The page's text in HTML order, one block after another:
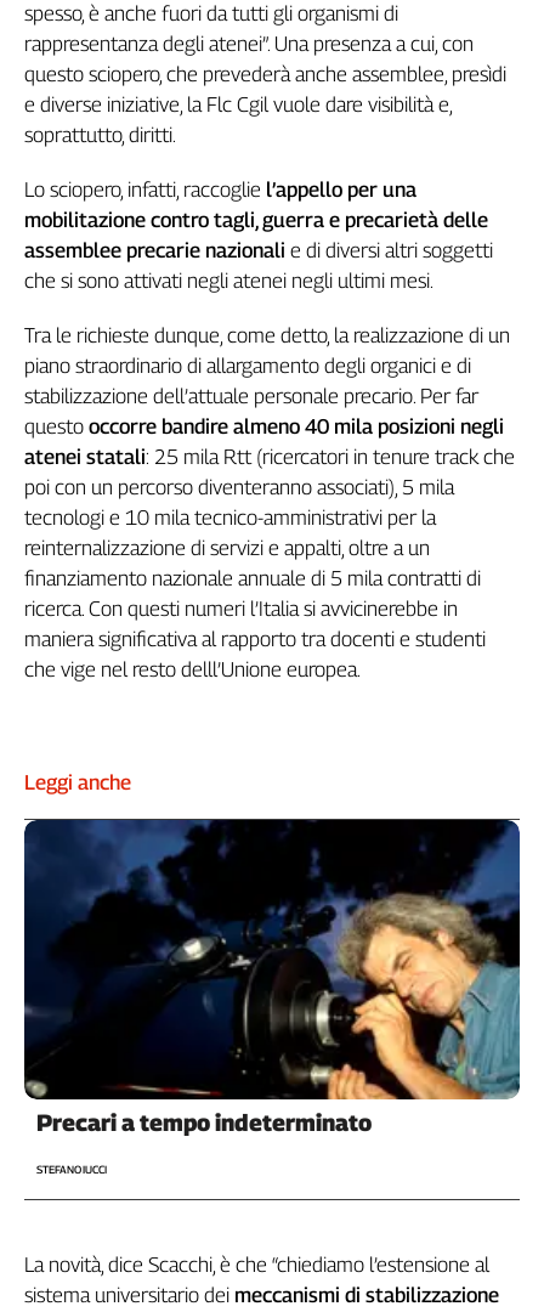
InFlai
Le
trasmissioni
in
Progress
L'Italia
nel
Abruzzo-
Molise
Alto
Adige
Basilicata
Calabria
Campania
Emilia-
Romagna
Friuli
Liguria
Marche
Sardegna
Trentino
Umbria
Valle
D'Aosta
Archivio
2014
spesso, è anche fuori da tutti gli organismi di
rappresentanza degli atenei”. Una presenza a cui, con
questo sciopero, che prevederà anche assemblee, presìdi
e diverse iniziative, la Flc Cgil vuole dare visibilità e,
soprattutto, diritti.
Lo sciopero, infatti, raccoglie l’appello per una
mobilitazione contro tagli, guerra e precarietà delle
assemblee precarie nazionali e di diversi altri soggetti
che si sono attivati negli atenei negli ultimi mesi.
Tra le richieste dunque, come detto, la realizzazione di un
piano straordinario di allargamento degli organici e di
stabilizzazione dell’attuale personale precario. Per far
questo occorre bandire almeno 40 mila posizioni negli
atenei statali: 25 mila Rtt (ricercatori in tenure track che
poi con un percorso diventeranno associati), 5 mila
tecnologi e 10 mila tecnico-amministrativi per la
reinternalizzazione di servizi e appalti, oltre a un
finanziamento nazionale annuale di 5 mila contratti di
ricerca. Con questi numeri l’Italia si avvicinerebbe in
maniera significativa al rapporto tra docenti e studenti
che vige nel resto delll’Unione europea.
Leggi anche
Precari a tempo indeterminato
STEFANO IUCCI
La novità, dice Scacchi, è che “chiediamo l’estensione al
sistema universitario dei meccanismi di stabilizzazione